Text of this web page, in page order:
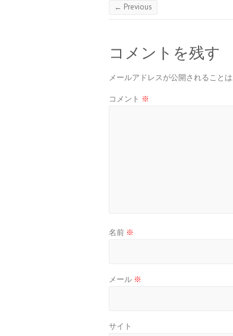
← Previous
コメントを残す
メールアドレスが公開されることは
コメント ※
名前 ※
メール ※
サイト